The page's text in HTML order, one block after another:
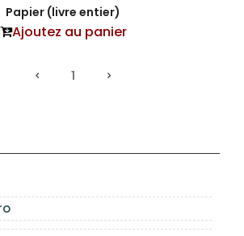
Papier (livre entier)
Ajoutez au panier
1